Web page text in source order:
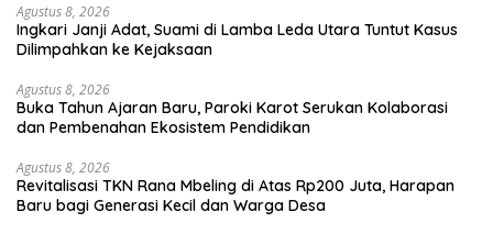
Agustus 8, 2026
Ingkari Janji Adat, Suami di Lamba Leda Utara Tuntut Kasus
Dilimpahkan ke Kejaksaan
Agustus 8, 2026
Buka Tahun Ajaran Baru, Paroki Karot Serukan Kolaborasi
dan Pembenahan Ekosistem Pendidikan
Agustus 8, 2026
Revitalisasi TKN Rana Mbeling di Atas Rp200 Juta, Harapan
Baru bagi Generasi Kecil dan Warga Desa